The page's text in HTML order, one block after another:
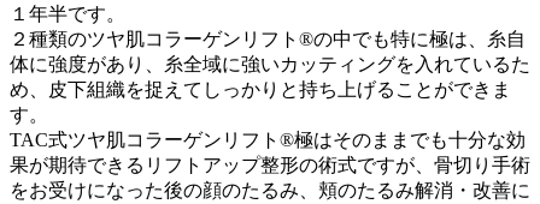
１年半です。
２種類のツヤ肌コラーゲンリフト®の中でも特に極は、
糸自
体に強度があり、糸全域に強いカッティングを入れているた
め、
皮下組織を捉えてしっかりと持ち上げる ことができま
す。
TAC式ツヤ肌コラーゲンリフト®極はそのままでも十分な効
果が期待できるリフトアップ整形の術式ですが、骨切り手術
をお受けになった後の顔のたるみ、頬のたるみ解消・改善に